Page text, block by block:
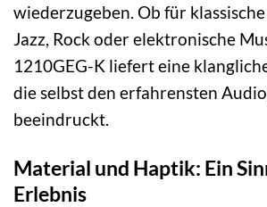
wiederzugeben. Ob für
Jazz, Rock oder elektronische
1210GEG-K liefert eine
die selbst den erfahrensten
beeindruckt.
Material und Haptik: Ein
Erlebnis